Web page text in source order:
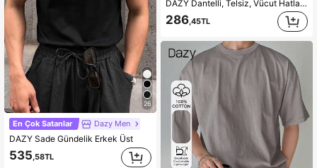
26
En Çok Satanlar Dazy Men
DAZY Sade Gündelik Erkek Üst
535,58TL
DAZY Dantelli, Telsiz, Vücut Hatlarını Azaltan, Düz Renk, Seksi Sütyen, Kadın İç Giyim
286 ,45TL